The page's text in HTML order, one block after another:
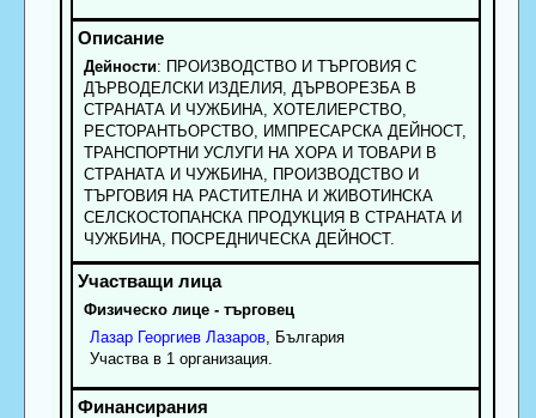
Дейности: ПРОИЗВОДСТВО И ТЪРГОВИЯ С
ДЪРВОДЕЛСКИ ИЗДЕЛИЯ, ДЪРВОРЕЗБА В
СТРАНАТА И ЧУЖБИНА, ХОТЕЛИЕРСТВО,
РЕСТОРАНТЬОРСТВО, ИМПРЕСАРСКА ДЕЙНОСТ,
ТРАНСПОРТНИ УСЛУГИ НА ХОРА И ТОВАРИ В
СТРАНАТА И ЧУЖБИНА, ПРОИЗВОДСТВО И
ТЪРГОВИЯ НА РАСТИТЕЛНА И ЖИВОТИНСКА
СЕЛСКОСТОПАНСКА ПРОДУКЦИЯ В СТРАНАТА И
ЧУЖБИНА, ПОСРЕДНИЧЕСКА ДЕЙНОСТ.
Физическо лице - търговец
Лазар Георгиев Лазаров, България
Участва в 1 организация.